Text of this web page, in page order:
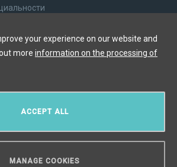
00 Praha 1
ACCEPT ALL
MANAGE COOKIES
your experience on our website and
more information on the processing of